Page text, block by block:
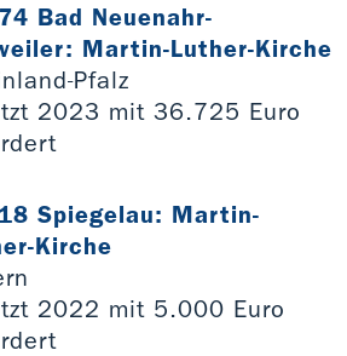
Bad Neuenahr-
Martin-Luther-Kirche
Pfalz
2023 mit 36.725 Euro
Spiegelau: Martin-
Kirche
2022 mit 5.000 Euro